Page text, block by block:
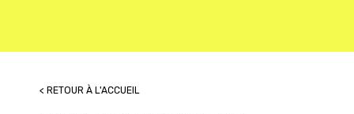
< RETOUR À L'ACCUEIL